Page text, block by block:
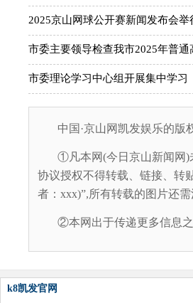
2025京山网球公开赛新闻发布会举
市委主要领导检查我市2025年普
市委理论学习中心组开展集中学习
中国·京山网凯发娱乐的版
①凡本网(今日京山新闻网)未
协议授权不得转载、链接、转
者：xxx)”,所有转载的图片还
②本网出于传递更多信息之
k8凯发官网